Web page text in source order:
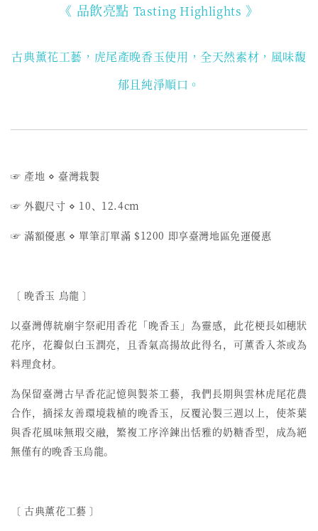
《 品飲亮點 Tasting Highlights 》
古典薰花工藝，虎尾產晚香玉使用 ，全天然素材，風味馥
郁且純淨順口。
☞ 產地 ⋄ 臺灣栽製
☞ 外觀尺寸 ⋄ 10、12.4cm
☞ 滿額優惠 ⋄ 單筆訂單滿 $1200 即享臺灣地區免運優惠
〔 晚香玉 烏龍 〕
以臺灣傳統廟宇祭祀用香花「晚香玉」為靈感，此花梗長如穗狀
花序，花瓣似白玉潤亮，且香氣高揚故此得名，可薰香入茶或為
料理食材。
為保留臺灣古早香花記憶與製茶工藝，我們長期與雲林虎尾花農
合作，摘採友善環境栽植的晚香玉，反覆沁製三週以上，使茶葉
與香花風味無瑕交融，繁複工序淬鍊出恬雅的奶糖香型，成為絕
無僅有的晚香玉烏龍。
〔 古典薰花工藝〕